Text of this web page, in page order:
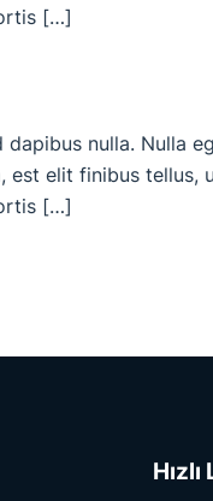
[…]
nulla. Nulla
est elit finibus
[…]